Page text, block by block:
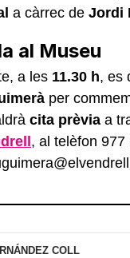
a càrrec de Jordi
al Museu
a les 11.30 h, es
per
cita prèvia a
, al telèfon
COLL